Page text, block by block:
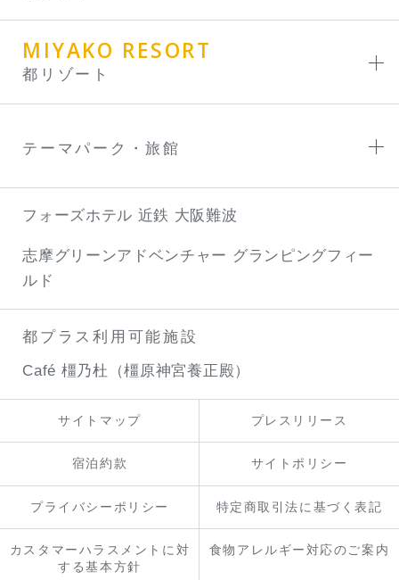
MIYAKO RESORT
都リゾート
テーマパーク・旅館
フォーズホテル 近鉄 大阪難波
志摩グリーンアドベンチャー グランピングフィー
ルド
都プラス利用可能施設
Café 橿乃杜（橿原神宮養正殿）
サイトマップ プレスリリース
宿泊約款 サイトポリシー
プライバシーポリシー 特定商取引法に基づく表記
カスタマーハラスメントに対
する基本方針
食物アレルギー対応のご案内